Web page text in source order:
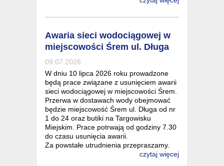
Awaria sieci wodociągowej w
miejscowości Śrem ul. Długa
09.07.2026
W dniu 10 lipca 2026 roku prowadzone
będą prace związane z usunięciem awarii
sieci wodociągowej w miejscowości Śrem.
Przerwa w dostawach wody obejmować
będzie miejscowość Śrem ul. Długa od nr
1 do 24 oraz butiki na Targowisku
Miejskim. Prace potrwają od godziny 7.30
do czasu usunięcia awarii.
Za powstałe utrudnienia przepraszamy.
czytaj więcej